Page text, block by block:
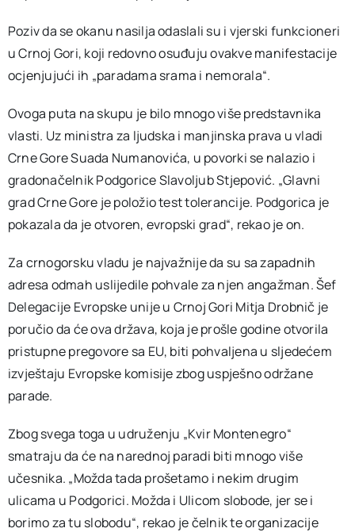
Poziv da se okanu nasilja odaslali su i vjerski funkcioneri
u Crnoj Gori, koji redovno osuđuju ovakve manifestacije
ocjenjujući ih „paradama srama i nemorala“.
Ovoga puta na skupu je bilo mnogo više predstavnika
vlasti. Uz ministra za ljudska i manjinska prava u vladi
Crne Gore Suada Numanovića, u povorki se nalazio i
gradonačelnik Podgorice Slavoljub Stjepović. „Glavni
grad Crne Gore je položio test tolerancije. Podgorica je
pokazala da je otvoren, evropski grad“, rekao je on.
Za crnogorsku vladu je najvažnije da su sa zapadnih
adresa odmah uslijedile pohvale za njen angažman. Šef
Delegacije Evropske unije u Crnoj Gori Mitja Drobnič je
poručio da će ova država, koja je prošle godine otvorila
pristupne pregovore sa EU, biti pohvaljena u sljedećem
izvještaju Evropske komisije zbog uspješno održane
parade.
Zbog svega toga u udruženju „Kvir Montenegro“
smatraju da će na narednoj paradi biti mnogo više
učesnika. „Možda tada prošetamo i nekim drugim
ulicama u Podgorici. Možda i Ulicom slobode, jer se i
borimo za tu slobodu“, rekao je čelnik te organizacije